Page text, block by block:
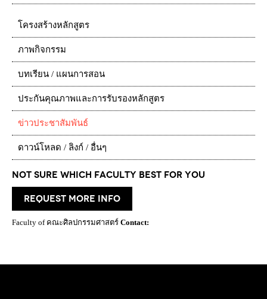
โครงสร้างหลักสูตร
ภาพกิจกรรม
บทเรียน / แผนการสอน
ประกันคุณภาพและการรับรองหลักสูตร
ข่าวประชาสัมพันธ์
ดาวน์โหลด / ลิงก์ / อื่นๆ
Not Sure which Faculty best for you
request more info
Faculty of คณะศิลปกรรมศาสตร์ Contact: